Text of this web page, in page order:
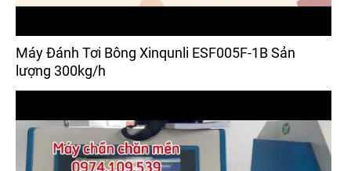
Máy Đánh Tơi Bông Xinqunli ESF005F-1B Sản
lượng 300kg/h